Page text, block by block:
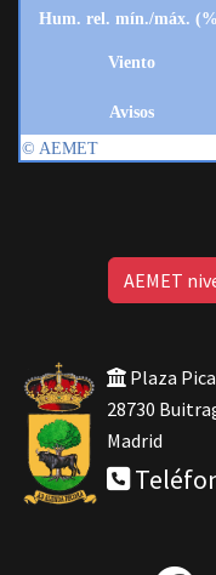
AEMET
Plaza
28730
Madrid